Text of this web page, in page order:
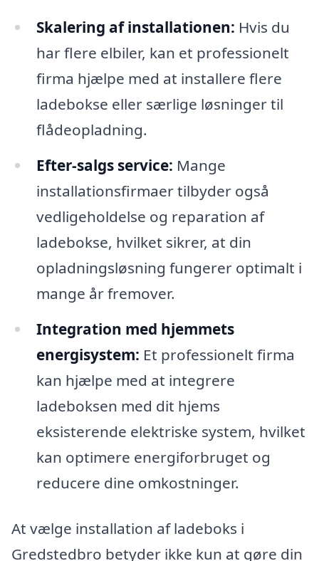
Skalering af installationen: Hvis du
har flere elbiler, kan et professionelt
firma hjælpe med at installere flere
ladebokse eller særlige løsninger til
flådeopladning.
Efter-salgs service: Mange
installationsfirmaer tilbyder også
vedligeholdelse og reparation af
ladebokse, hvilket sikrer, at din
opladningsløsning fungerer optimalt i
mange år fremover.
Integration med hjemmets
energisystem: Et professionelt firma
kan hjælpe med at integrere
ladeboksen med dit hjems
eksisterende elektriske system, hvilket
kan optimere energiforbruget og
reducere dine omkostninger.
At vælge installation af ladeboks i
Gredstedbro betyder ikke kun at gøre din